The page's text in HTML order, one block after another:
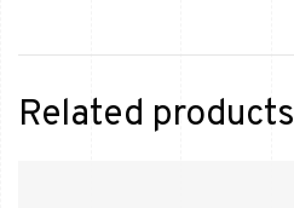
Related products